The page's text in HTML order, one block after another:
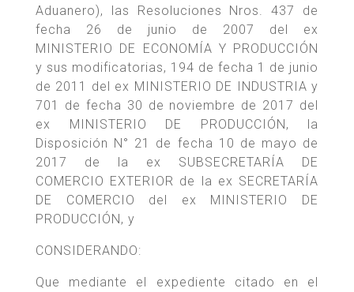
Aduanero), las Resoluciones Nros. 437 de
fecha 26 de junio de 2007 del ex
MINISTERIO DE ECONOMÍA Y PRODUCCIÓN
y sus modificatorias, 194 de fecha 1 de junio
de 2011 del ex MINISTERIO DE INDUSTRIA y
701 de fecha 30 de noviembre de 2017 del
ex MINISTERIO DE PRODUCCIÓN, la
Disposición N° 21 de fecha 10 de mayo de
2017 de la ex SUBSECRETARÍA DE
COMERCIO EXTERIOR de la ex SECRETARÍA
DE COMERCIO del ex MINISTERIO DE
PRODUCCIÓN, y
CONSIDERANDO:
Que mediante el expediente citado en el